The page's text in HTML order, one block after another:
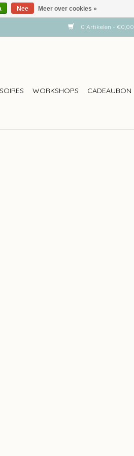
0 Artikelen - €0,00
WORKSHOPS CADEAUBON
Nee Meer over cookies »